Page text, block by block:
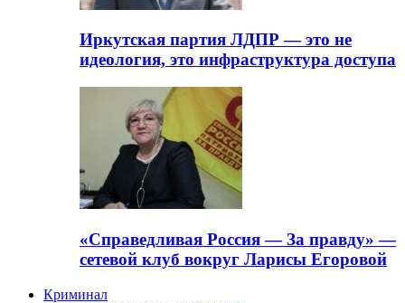
Иркутская партия ЛДПР — это не
идеология, это инфраструктура доступа
«Справедливая Россия — За правду» —
сетевой клуб вокруг Ларисы Егоровой
Криминал